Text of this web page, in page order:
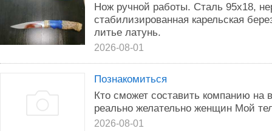
Нож ручной работы. Сталь 95х18,
стабилизированная карельская
литье латунь.
2026-08-01
Познакомиться
Кто сможет составить компанию на
реально желательно женщин Мой
2026-08-01